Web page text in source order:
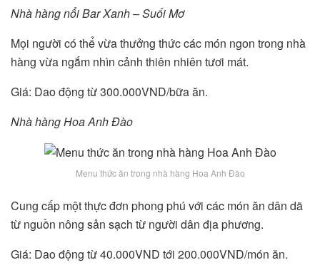
Nhà hàng nổi Bar Xanh – Suối Mơ
Mọi người có thể vừa thưởng thức các món ngon trong nhà
hàng vừa ngắm nhìn cảnh thiên nhiên tươi mát.
Giá: Dao động từ 300.000VND/bữa ăn.
Nhà hàng Hoa Anh Đào
Menu thức ăn trong nhà hàng Hoa Anh Đào
Cung cấp một thực đơn phong phú với các món ăn dân dã
từ nguồn nông sản sạch từ người dân địa phương.
Giá: Dao động từ 40.000VND tới 200.000VND/món ăn.